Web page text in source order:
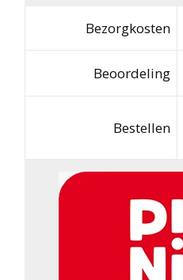
Bezorgkosten
Beoordeling
Bestellen